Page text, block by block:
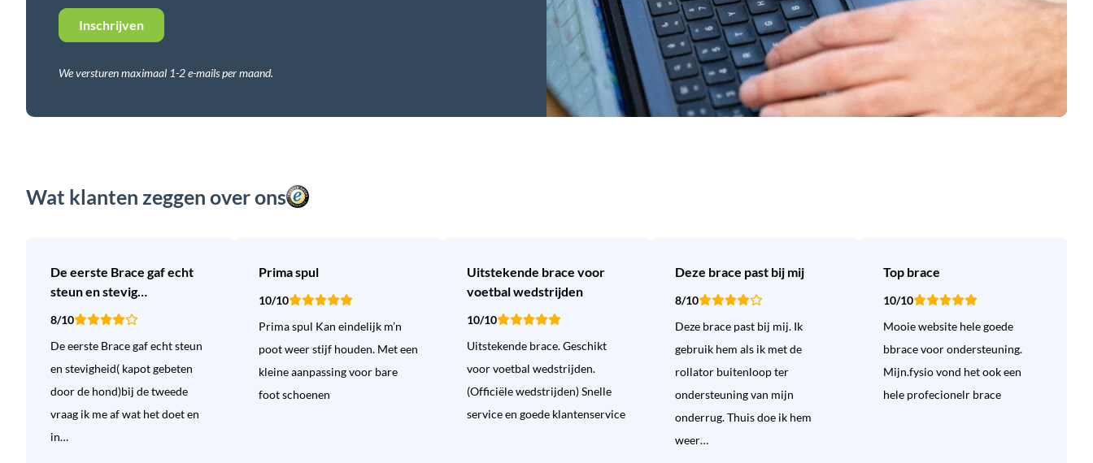
We versturen maximaal 1-2 e-mails per maand.
Wat klanten zeggen over ons
De eerste Brace gaf echt
steun en stevig…
8/10
De eerste Brace gaf echt steun
en stevigheid( kapot gebeten
door de hond)bij de tweede
vraag ik me af wat het doet en
in…
Prima spul
10/10
Prima spul Kan eindelijk m’n
poot weer stijf houden. Met een
kleine aanpassing voor bare
foot schoenen
Uitstekende brace voor
voetbal wedstrijden
10/10
Uitstekende brace. Geschikt
voor voetbal wedstrijden.
(Officiële wedstrijden) Snelle
service en goede klantenservice
Deze brace past bij mij
8/10
Deze brace past bij mij. Ik
gebruik hem als ik met de
rollator buitenloop ter
ondersteuning van mijn
onderrug. Thuis doe ik hem
weer…
Top brace
10/10
Mooie website hele goede
bbrace voor ondersteuning.
Mijn.fysio vond het ook een
hele profecionelr brace